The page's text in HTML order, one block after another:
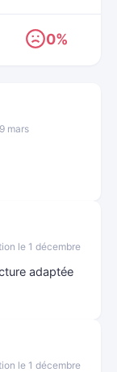
0%
mars
le 1 décembre
adaptée
le 1 décembre